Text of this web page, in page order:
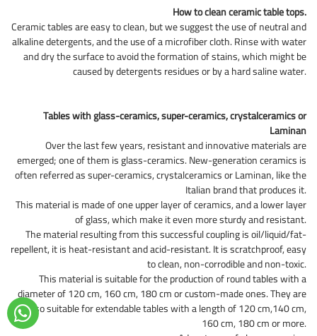
How to clean ceramic table tops.
Ceramic tables are easy to clean, but we suggest the use of neutral and
alkaline detergents, and the use of a microfiber cloth. Rinse with water
and dry the surface to avoid the formation of stains, which might be
caused by detergents residues or by a hard saline water.
Tables with glass-ceramics, super-ceramics, crystalceramics or
Laminan
Over the last few years, resistant and innovative materials are
emerged; one of them is glass-ceramics. New-generation ceramics is
often referred as super-ceramics, crystalceramics or Laminan, like the
Italian brand that produces it.
This material is made of one upper layer of ceramics, and a lower layer
of glass, which make it even more sturdy and resistant.
The material resulting from this successful coupling is oil/liquid/fat-
repellent, it is heat-resistant and acid-resistant. It is scratchproof, easy
to clean, non-corrodible and non-toxic.
This material is suitable for the production of round tables with a
diameter of 120 cm, 160 cm, 180 cm or custom-made ones. They are
also suitable for extendable tables with a length of 120 cm,140 cm,
160 cm, 180 cm or more.